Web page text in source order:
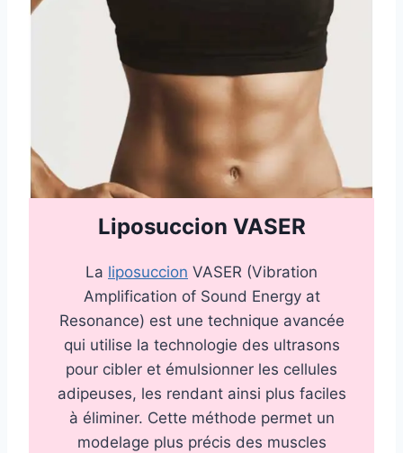
Liposuccion VASER
La liposuccion VASER (Vibration
Amplification of Sound Energy at
Resonance) est une technique avancée
qui utilise la technologie des ultrasons
pour cibler et émulsionner les cellules
adipeuses, les rendant ainsi plus faciles
à éliminer. Cette méthode permet un
modelage plus précis des muscles